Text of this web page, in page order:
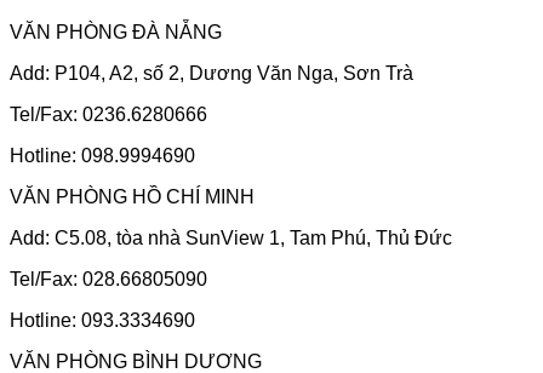
VĂN PHÒNG ĐÀ NẴNG
Add: P104, A2, số 2, Dương Văn Nga, Sơn Trà
Tel/Fax: 0236.6280666
Hotline: 098.9994690
VĂN PHÒNG HỒ CHÍ MINH
Add: C5.08, tòa nhà SunView 1, Tam Phú, Thủ Đức
Tel/Fax: 028.66805090
Hotline: 093.3334690
VĂN PHÒNG BÌNH DƯƠNG